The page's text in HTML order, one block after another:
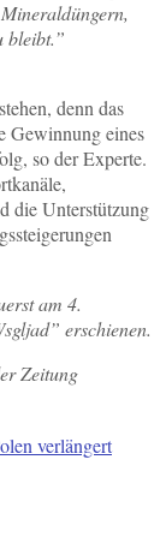
bleibt.”
denn das
Gewinnung eines
so der Experte.
die Unterstützung
am 4.
erschienen.
Zeitung
verlängert